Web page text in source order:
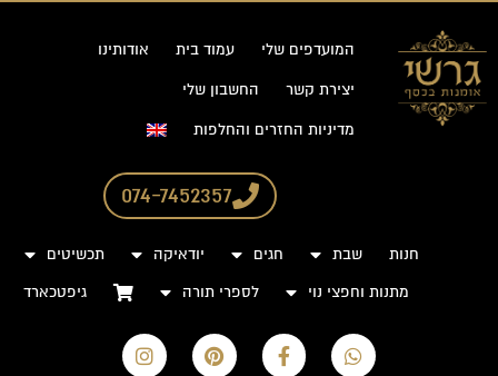
המועדפים שלי עמוד בית אודותינו
יצירת קשר החשבון שלי
מדיניות החזרים והחלפות
074-7452357
חנות שבת חגים יודאיקה
תכשיטים
מתנות וחפצי נוי
לספרי תורה גיפטכארד
W
h
F
a
P
i
I
n